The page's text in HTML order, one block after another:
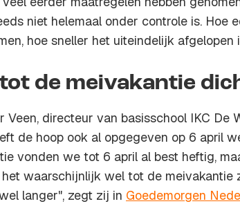
niet helemaal onder controle is. Hoe
hoe sneller het uiteindelijk afgelopen
de meivakantie
Veen, directeur van basisschool IKC De
de hoop ook al opgegeven op 6 april
vonden we tot 6 april al best heftig,
waarschijnlijk wel tot de meivakantie
langer", zegt zij in Goedemorgen